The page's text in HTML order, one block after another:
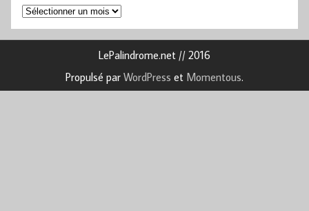
Archives
LePalindrome.net // 2016
Propulsé par WordPress et Momentous.